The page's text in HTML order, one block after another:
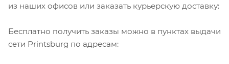
из наших офисов или заказать курьерскую доставку:
Бесплатно получить заказы можно в пунктах выдачи
сети Printsburg по адресам: